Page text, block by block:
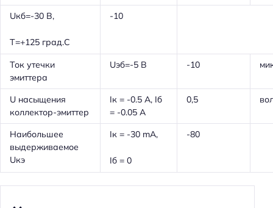
Uкб=-30 В,
T=+125 град.С
-10
Ток утечки
эмиттера
Uэб=-5 В -10
U насыщения
коллектор-эмиттер
Iк = -0.5 A, Iб
= -0.05 A
0,5
Наибольшее
выдерживаемое
Uкэ
Iк = -30 mA,
Iб = 0
-80